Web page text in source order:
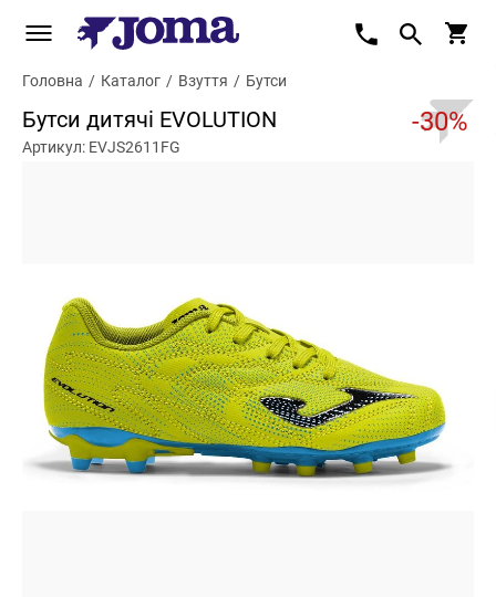
Головна / Каталог / Взуття / Бутси
Бутси дитячі EVOLUTION -30%
Артикул: EVJS2611FG